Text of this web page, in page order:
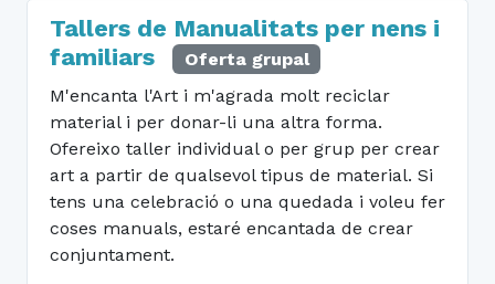
Tallers de Manualitats per nens i
familiars
Oferta grupal
M'encanta l'Art i m'agrada molt reciclar
material i per donar-li una altra forma.
Ofereixo taller individual o per grup per crear
art a partir de qualsevol tipus de material. Si
tens una celebració o una quedada i voleu fer
coses manuals, estaré encantada de crear
conjuntament.